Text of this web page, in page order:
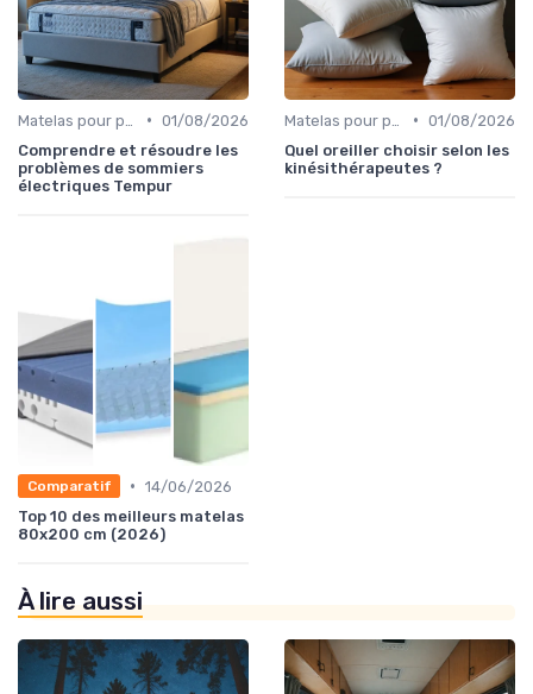
• 01/08/2026
Comprendre et résoudre les
problèmes de sommiers
électriques Tempur
• 01/08/2026
Quel oreiller choisir selon les
kinésithérapeutes ?
Comparatif • 14/06/2026
Top 10 des meilleurs matelas
80x200 cm (2026)
À lire aussi